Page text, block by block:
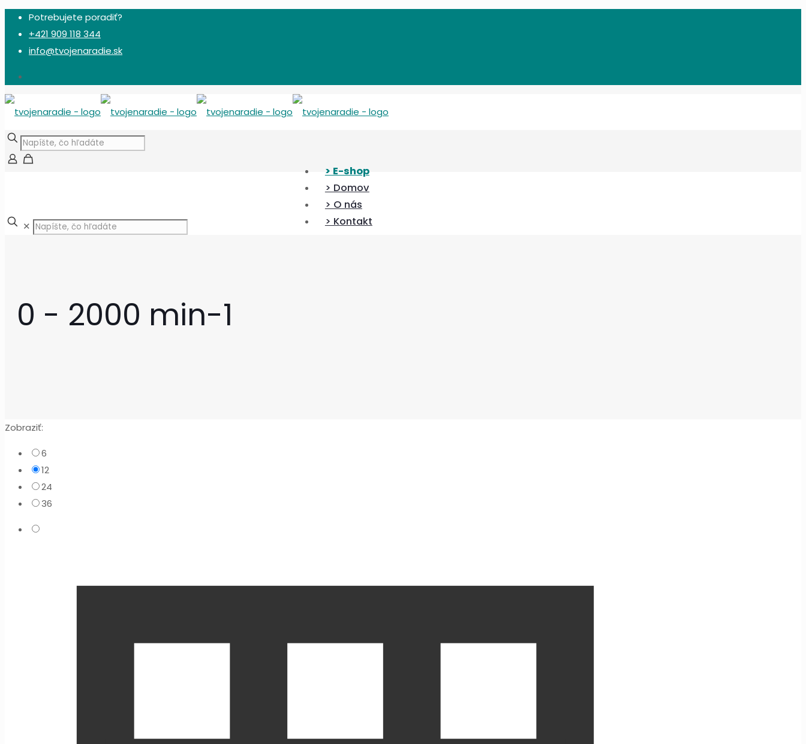
Potrebujete poradiť?
+421 909 118 344
info@tvojenaradie.sk
> E-shop
> Domov
> O nás
> Kontakt
✕
0 - 2000 min-1
Zobraziť:
6
12
24
36